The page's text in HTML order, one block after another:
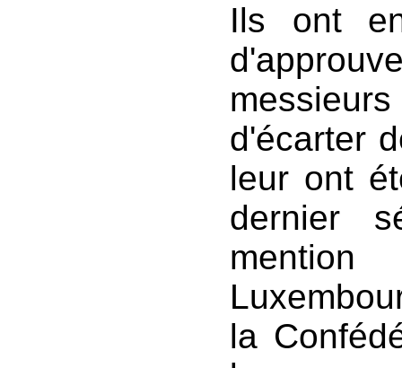
Ils ont
d'écarter
leur ont
dernier
la